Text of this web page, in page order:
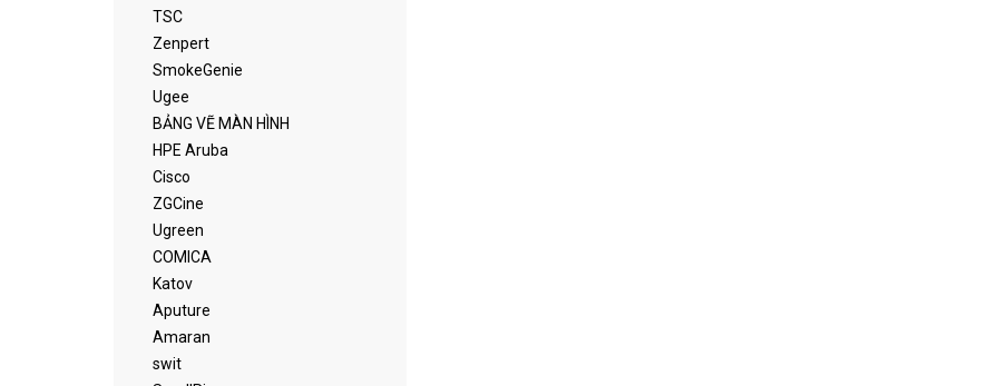
TSC
Zenpert
SmokeGenie
Ugee
BẢNG VẼ MÀN HÌNH
HPE Aruba
Cisco
ZGCine
Ugreen
COMICA
Katov
Aputure
Amaran
swit